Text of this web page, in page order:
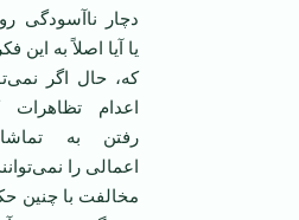
دچار ناآسودگی
یا آیا اصلاً به این
که، حال اگر
اعدام تظاهرات
رفتن به
اعمالی را
مخالفت با چنین